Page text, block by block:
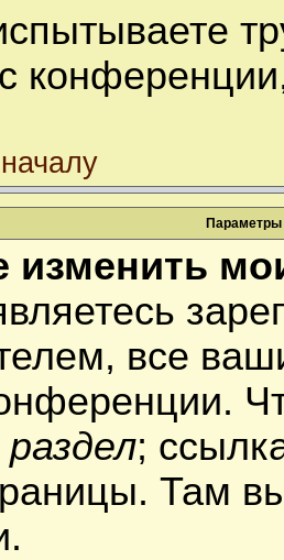
Параметры
изменить
все
;
Там